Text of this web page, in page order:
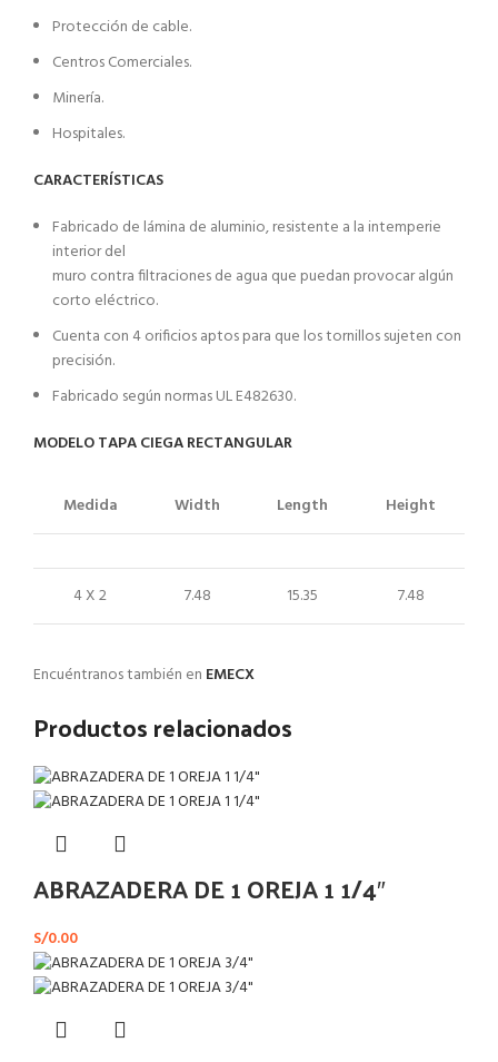
Protección de cable.
Centros Comerciales.
Minería.
Hospitales.
CARACTERÍSTICAS
Fabricado de lámina de aluminio, resistente a la intemperie
interior del
muro contra filtraciones de agua que puedan provocar algún
corto eléctrico.
Cuenta con 4 orificios aptos para que los tornillos sujeten con
precisión.
Fabricado según normas UL E482630.
MODELO TAPA CIEGA RECTANGULAR
Medida Width Length Height
4 X 2 7.48 15.35 7.48
Encuéntranos también en EMECX
Productos relacionados
ABRAZADERA DE 1 OREJA 1 1/4″
S/0.00